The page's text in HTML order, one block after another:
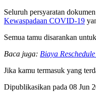
Seluruh persyaratan
Kewaspadaan COVID-19
Semua tamu disarankan
Baca juga: Biaya
Jika kamu termasuk yang
Dipublikasikan pada 08 Jun